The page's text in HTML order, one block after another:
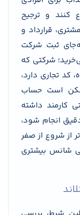
کنند و ترجیح
قرارداد و
ثبت شرکت
شرکتی که
کد تجاری دارد،
است حساب
کارمند داشته
انجام شود،
از شروع از صفر
شانس بیشتری